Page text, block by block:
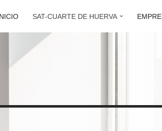
SAT-CUARTE DE HUERVA